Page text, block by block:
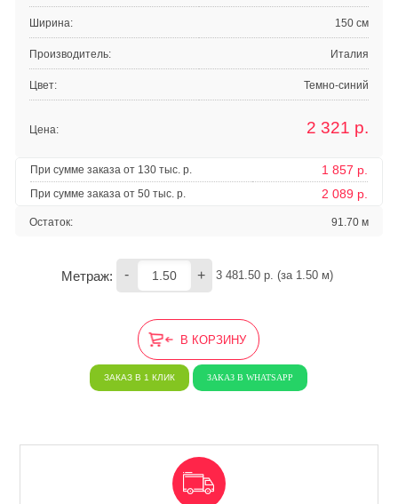
Ширина: 150 см
Производитель: Италия
Цвет: Темно-синий
Цена: 2 321 р.
При сумме заказа от 130 тыс. р. 1 857 р.
При сумме заказа от 50 тыс. р. 2 089 р.
Остаток: 91.70 м
Метраж: - + 3 481.50 р. (за 1.50 м)
В КОРЗИНУ
ЗАКАЗ В 1 КЛИК ЗАКАЗ В WHATSAPP